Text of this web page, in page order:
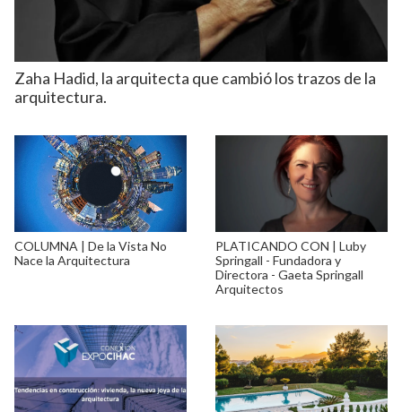
Zaha Hadid, la arquitecta que cambió los trazos de la
arquitectura.
COLUMNA | De la Vista No
Nace la Arquitectura
PLATICANDO CON | Luby
Springall - Fundadora y
Directora - Gaeta Springall
Arquitectos